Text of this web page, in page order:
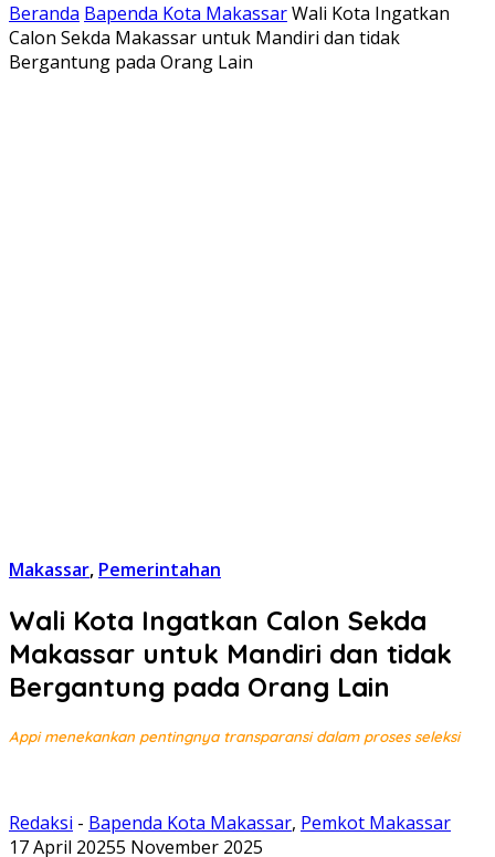
Beranda Bapenda Kota MakassarWali Kota Ingatkan
Calon Sekda Makassar untuk Mandiri dan tidak
Bergantung pada Orang Lain
Makassar, Pemerintahan
Wali Kota Ingatkan Calon Sekda
Makassar untuk Mandiri dan tidak
Bergantung pada Orang Lain
Appi menekankan pentingnya transparansi dalam proses seleksi
Redaksi - Bapenda Kota Makassar, Pemkot Makassar
17 April 20255 November 2025